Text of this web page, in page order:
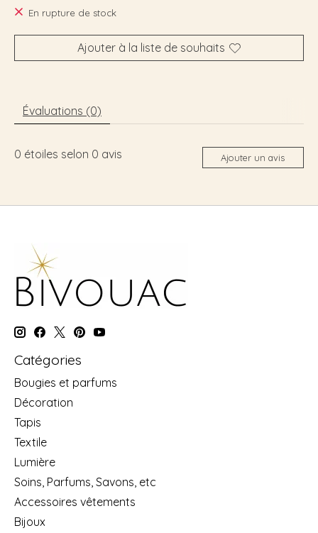
En rupture de stock
Ajouter à la liste de souhaits
Évaluations (0)
0 étoiles selon 0 avis Ajouter un avis
Catégories
Bougies et parfums
Décoration
Tapis
Textile
Lumière
Soins, Parfums, Savons, etc
Accessoires vêtements
Bijoux